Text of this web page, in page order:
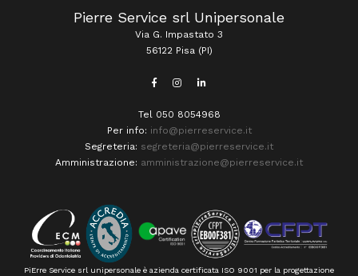
Pierre Service srl Unipersonale
Via G. Impastato 3
56122 Pisa (PI)
Tel 050 8054968
Per info: info@pierreservice.it
Segreteria: segreteria@pierreservice.it
Amministrazione: amministrazione@pierreservice.it
PiErre Service srl unipersonale è azienda certificata ISO 9001 per la progettazione